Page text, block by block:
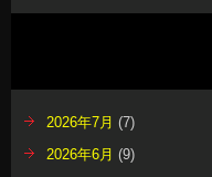
2026年7月 (7)
2026年6月 (9)